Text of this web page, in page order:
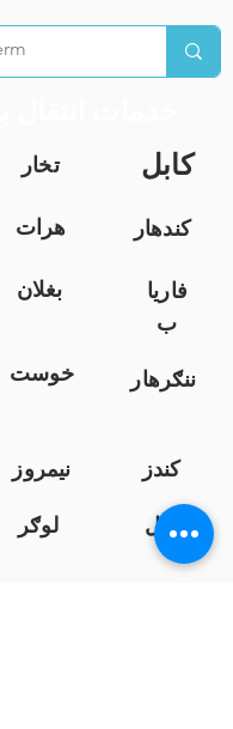
تخار کابل
هرات
کندهار
بغلان
فاریا
ب
خوست ننګرهار
نیمروز
کندز
لوګر زابل